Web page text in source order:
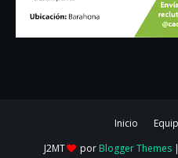
Inicio
J2MT
por Blogger Themes|